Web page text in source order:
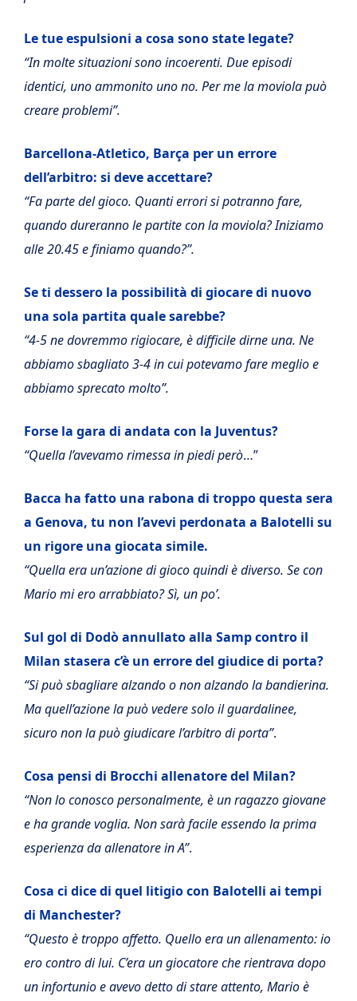
Le tue espulsioni a cosa sono state legate?
“In molte situazioni sono incoerenti. Due episodi
identici, uno ammonito uno no. Per me la moviola può
creare problemi”.
Barcellona-Atletico, Barça per un errore
dell’arbitro: si deve accettare?
“Fa parte del gioco. Quanti errori si potranno fare,
quando dureranno le partite con la moviola? Iniziamo
alle 20.45 e finiamo quando?”.
Se ti dessero la possibilità di giocare di nuovo
una sola partita quale sarebbe?
“4-5 ne dovremmo rigiocare, è difficile dirne una. Ne
abbiamo sbagliato 3-4 in cui potevamo fare meglio e
abbiamo sprecato molto”.
Forse la gara di andata con la Juventus?
“Quella l’avevamo rimessa in piedi però…”
Bacca ha fatto una rabona di troppo questa sera
a Genova, tu non l’avevi perdonata a Balotelli su
un rigore una giocata simile.
“Quella era un’azione di gioco quindi è diverso. Se con
Mario mi ero arrabbiato? Sì, un po’.
Sul gol di Dodò annullato alla Samp contro il
Milan stasera c’è un errore del giudice di porta?
“Si può sbagliare alzando o non alzando la bandierina.
Ma quell’azione la può vedere solo il guardalinee,
sicuro non la può giudicare l’arbitro di porta”.
Cosa pensi di Brocchi allenatore del Milan?
“Non lo conosco personalmente, è un ragazzo giovane
e ha grande voglia. Non sarà facile essendo la prima
esperienza da allenatore in A”.
Cosa ci dice di quel litigio con Balotelli ai tempi
di Manchester?
“Questo è troppo affetto. Quello era un allenamento: io
ero contro di lui. C’era un giocatore che rientrava dopo
un infortunio e avevo detto di stare attento, Mario è